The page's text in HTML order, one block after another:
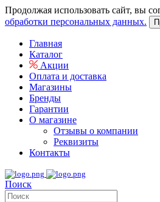
Продолжая использовать сайт, вы
обработки персональных данных.
Главная
Каталог
Акции
Оплата и доставка
Магазины
Бренды
Гарантии
О магазине
Отзывы о компании
Реквизиты
Контакты
Поиск